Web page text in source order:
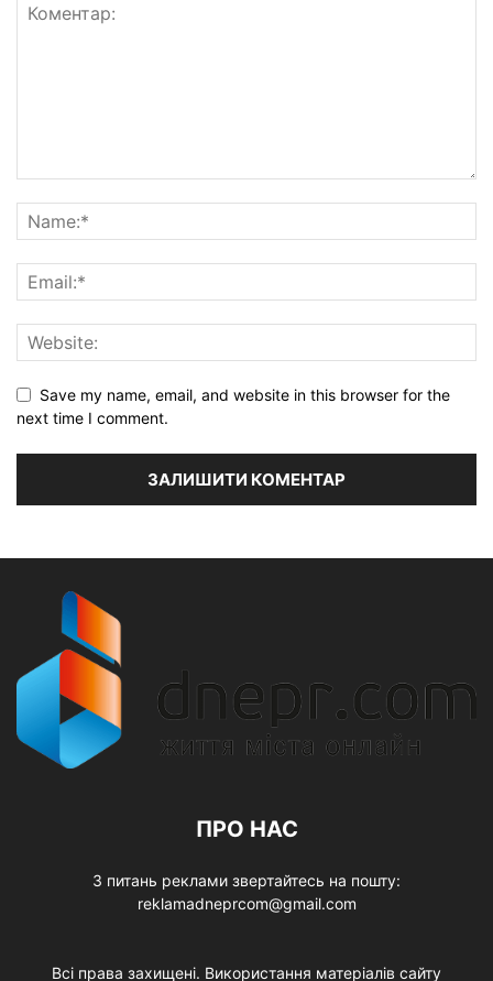
Save my name, email, and website in this browser for the
next time I comment.
ПРО НАС
З питань реклами звертайтесь на пошту:
reklamadneprcom@gmail.com
Всі права захищені. Використання матеріалів сайту